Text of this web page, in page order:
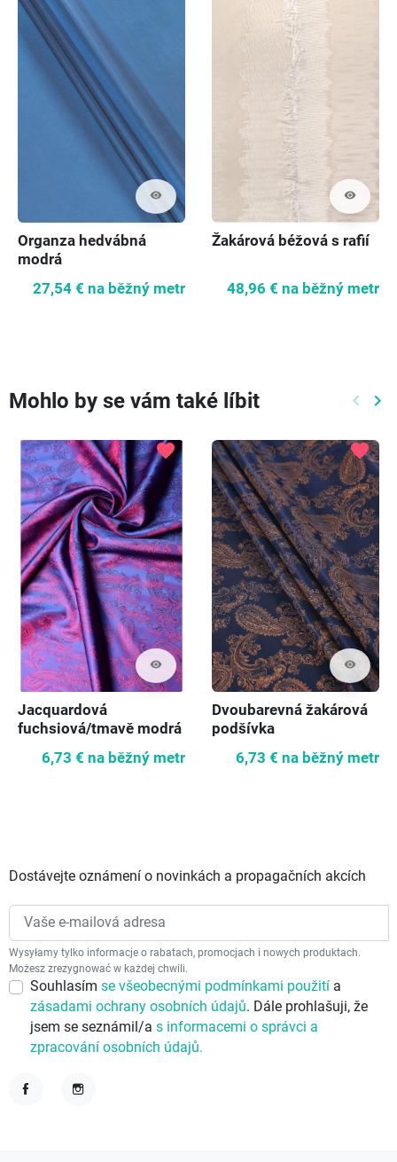
visibility
Organza hedvábná
modrá
27,54 € na běžný metr
visibility
Žakárová béžová s rafií
48,96 € na běžný metr
Mohlo by se vám také líbit keyboard_arrow_left keyboard_arrow_right
visibility
favorite
Jacquardová
fuchsiová/tmavě modrá
6,73 € na běžný metr
visibility
favorite
Dvoubarevná žakárová
podšívka
6,73 € na běžný metr
Dostávejte oznámení o novinkách a propagačních akcích
Wysyłamy tylko informacje o rabatach, promocjach i nowych produktach.
Możesz zrezygnować w każdej chwili.
Souhlasím se všeobecnými podmínkami použití a
zásadami ochrany osobních údajů. Dále prohlašuji, že
jsem se seznámil/a s informacemi o správci a
zpracování osobních údajů.